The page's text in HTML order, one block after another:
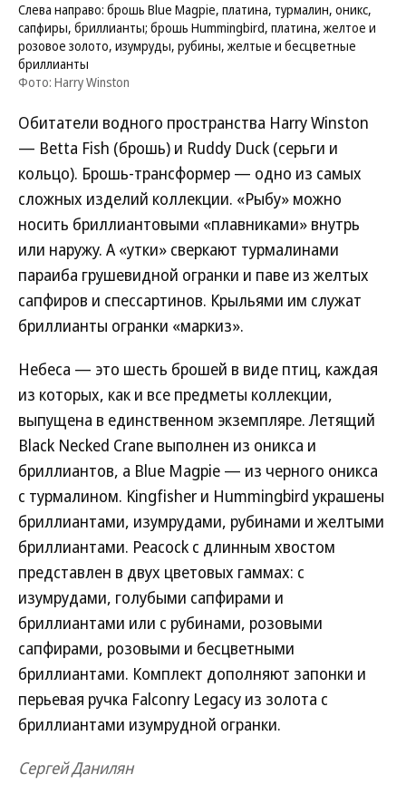
Слева направо: брошь Blue Magpie, платина, турмалин, оникс,
сапфиры, бриллианты; брошь Hummingbird, платина, желтое и
розовое золото, изумруды, рубины, желтые и бесцветные
бриллианты
Фото: Harry Winston
Обитатели водного пространства Harry Winston
— Betta Fish (брошь) и Ruddy Duck (серьги и
кольцо). Брошь-трансформер — одно из самых
сложных изделий коллекции. «Рыбу» можно
носить бриллиантовыми «плавниками» внутрь
или наружу. А «утки» сверкают турмалинами
параиба грушевидной огранки и паве из желтых
сапфиров и спессартинов. Крыльями им служат
бриллианты огранки «маркиз».
Небеса — это шесть брошей в виде птиц, каждая
из которых, как и все предметы коллекции,
выпущена в единственном экземпляре. Летящий
Black Necked Crane выполнен из оникса и
бриллиантов, а Blue Magpie — из черного оникса
c турмалином. Kingfisher и Hummingbird украшены
бриллиантами, изумрудами, рубинами и желтыми
бриллиантами. Peacock с длинным хвостом
представлен в двух цветовых гаммах: с
изумрудами, голубыми сапфирами и
бриллиантами или с рубинами, розовыми
сапфирами, розовыми и бесцветными
бриллиантами. Комплект дополняют запонки и
перьевая ручка Falconry Legacy из золота с
бриллиантами изумрудной огранки.
Сергей Данилян